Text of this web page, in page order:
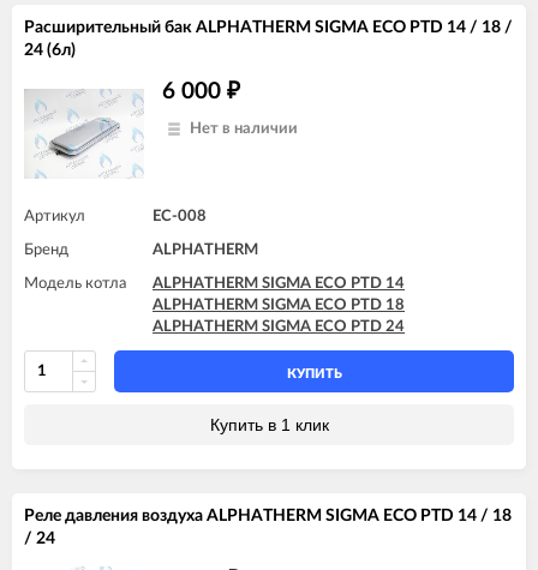
Расширительный бак ALPHATHERM SIGMA ECO PTD 14 / 18 /
24 (6л)
6 000 ₽
Нет в наличии
Артикул EC-008
Бренд ALPHATHERM
Модель котла
ALPHATHERM SIGMA ECO PTD 14
ALPHATHERM SIGMA ECO PTD 18
ALPHATHERM SIGMA ECO PTD 24
КУПИТЬ
Купить в 1 клик
Реле давления воздуха ALPHATHERM SIGMA ECO PTD 14 / 18
/ 24